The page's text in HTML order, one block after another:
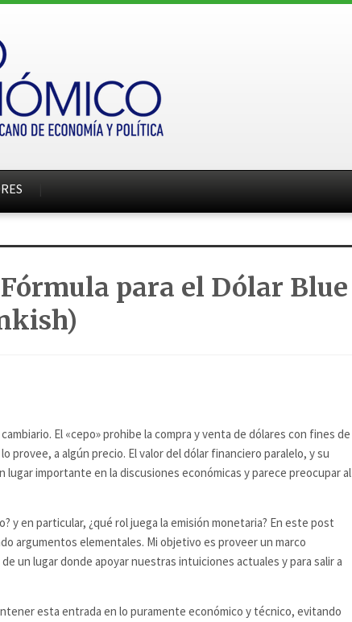
para el Dólar Blue
El «cepo» prohibe la compra y venta de dólares con fines de
provee, a algún precio. El valor del dólar financiero paralelo, y su
lugar importante en la discusiones económicas y parece preocupar al
y en particular, ¿qué rol juega la emisión monetaria? En este post
argumentos elementales. Mi objetivo es proveer un marco
un lugar donde apoyar nuestras intuiciones actuales y para salir a
esta entrada en lo puramente económico y técnico, evitando